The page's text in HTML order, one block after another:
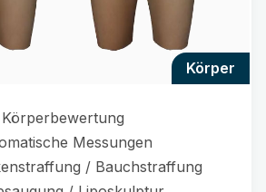
körper
Körperbewertung
Messungen
/ Bauchstraffung